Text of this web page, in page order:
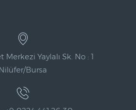
Merkezi Yaylalı Sk. No : 1
Bursa